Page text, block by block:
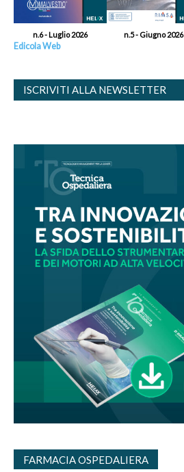
n.6 - Luglio 2026 n.5 - Giugno 2026
Edicola Web
ISCRIVITI ALLA NEWSLETTER
FARMACIA OSPEDALIERA